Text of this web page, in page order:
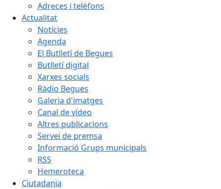
Adreces i telèfons
Actualitat
Notícies
Agenda
El Butlletí de Begues
Butlletí digital
Xarxes socials
Ràdio Begues
Galeria d'imatges
Canal de vídeo
Altres publicacions
Servei de premsa
Informació Grups municipals
RSS
Hemeroteca
Ciutadania